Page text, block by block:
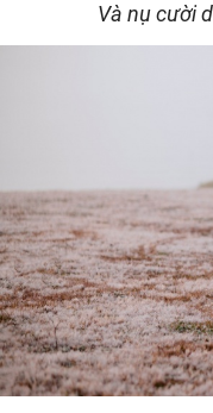
Và nụ cười